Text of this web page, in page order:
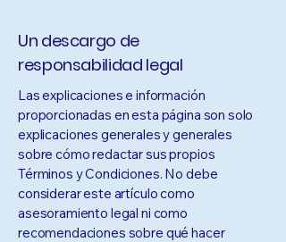
Un descargo de
responsabilidad legal
Las explicaciones e información
proporcionadas en esta página son solo
explicaciones generales y generales
sobre cómo redactar sus propios
Términos y Condiciones. No debe
considerar este artículo como
asesoramiento legal ni como
recomendaciones sobre qué hacer